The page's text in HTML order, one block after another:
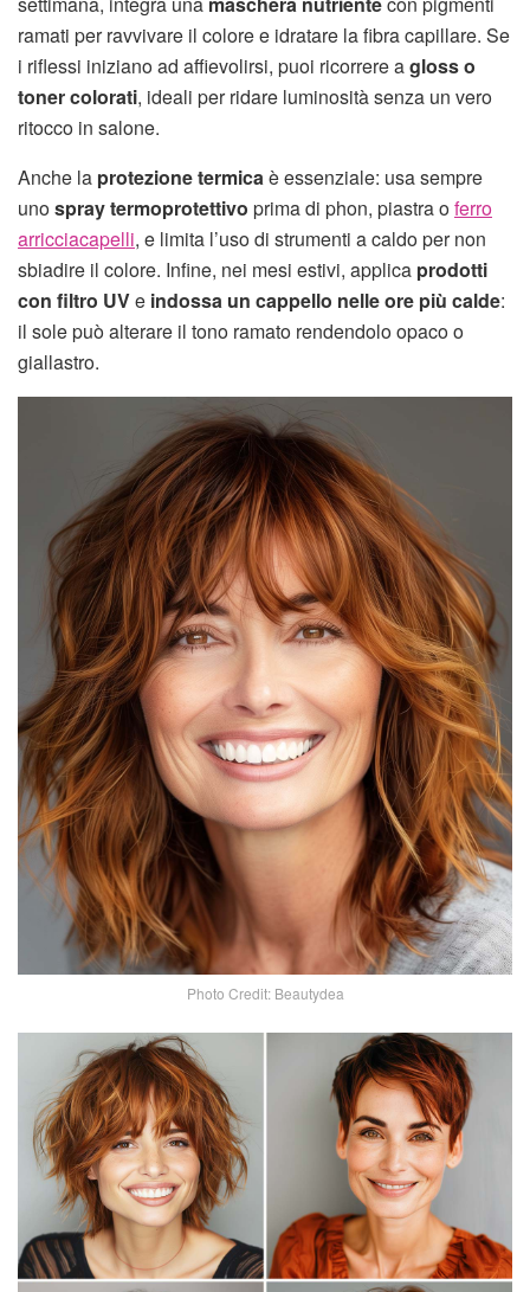
ramati per ravvivare il colore e idratare la fibra capillare. Se
i riflessi iniziano ad affievolirsi, puoi ricorrere agloss o
toner colorati, ideali per ridare luminosità senza un vero
ritocco in salone.
Anche la protezione termicaè essenziale: usa sempre
unospray termoprotettivo prima di phon, piastra oferro
arricciacapelli, e limita l’uso di strumenti a caldo per non
sbiadire il colore. Infine, nei mesi estivi, applica prodotti
con filtro UVe indossa un cappello nelle ore più calde:
il sole può alterare il tono ramato rendendolo opaco o
giallastro.
Photo Credit: Beautydea